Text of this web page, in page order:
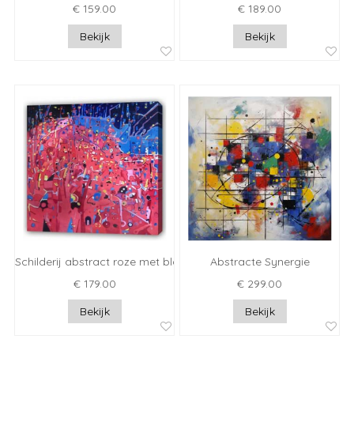
€ 159.00
Bekijk
€ 189.00
Bekijk
Schilderij abstract roze met blauw
€ 179.00
Bekijk
Abstracte Synergie
€ 299.00
Bekijk